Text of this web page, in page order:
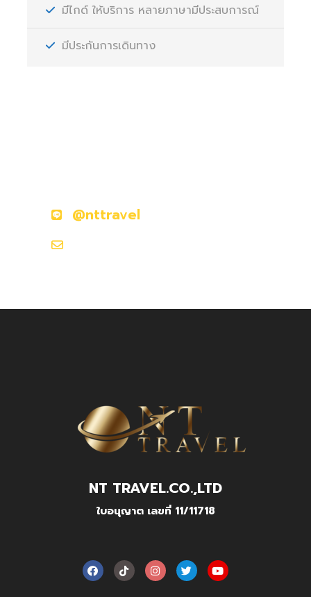
มีไกด์ ให้บริการ หลายภาษามีประสบการณ์
มีประกันการเดินทาง
@nttravel
NT TRAVEL.CO.,LTD
ใบอนุญาต เลขที่ 11/11718